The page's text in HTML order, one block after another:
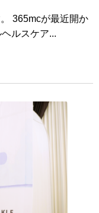
365mcが最近開か
ルスケア...